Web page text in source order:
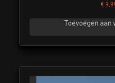
€
Toevoegen aan